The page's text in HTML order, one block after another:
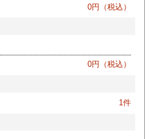
0円（税込）
0円（税込）
1件